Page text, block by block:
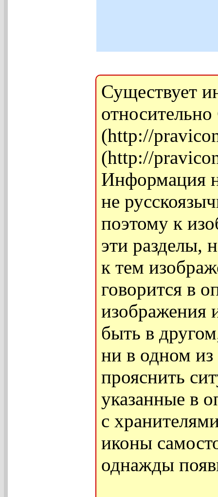
Существует
(http://
(http://
Информация
не
поэтому к
эти разделы,
к тем
говорится в
изображения
быть в
ни в одном из
прояснить
указанные в
с
иконы
однажды